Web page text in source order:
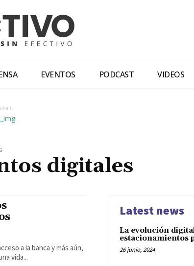
EVENTOS PODCAST VIDEOS
-
digitales
a la banca y más aún,
vida...
Latest news
La evolución
estacionamientos
26 junio, 2024